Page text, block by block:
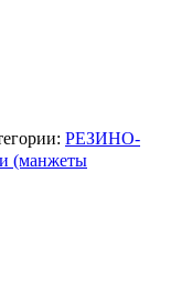
РЕЗИНО-
(манжеты